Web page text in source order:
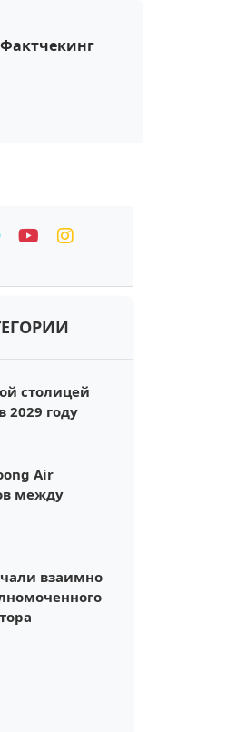
Фактчекинг
столицей
году
Air
между
взаимно